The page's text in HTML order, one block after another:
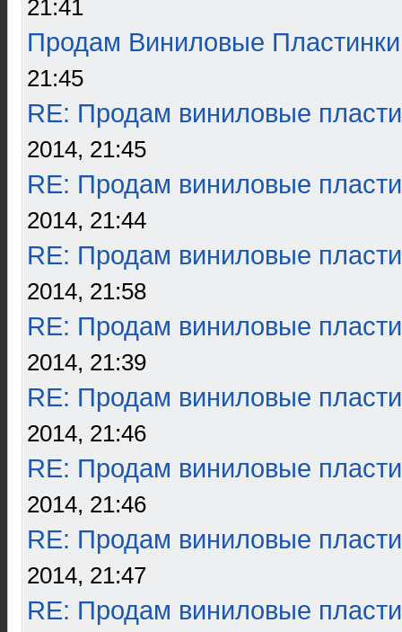
21:41
Продам Виниловые Пластинки
21:45
RE: Продам виниловые
2014, 21:45
RE: Продам виниловые
2014, 21:44
RE: Продам виниловые
2014, 21:58
RE: Продам виниловые
2014, 21:39
RE: Продам виниловые
2014, 21:46
RE: Продам виниловые
2014, 21:46
RE: Продам виниловые
2014, 21:47
RE: Продам виниловые